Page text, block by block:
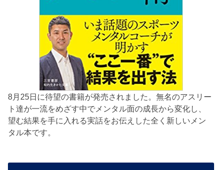
8月25日に待望の書籍が発売されました。無名のアスリー
ト達が一流をめざす中でメンタル面の成長から変化し、
望む結果を手に入れる実話をお伝えした全く新しいメン
タル本です。